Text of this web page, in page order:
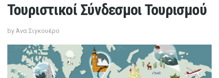
Τουριστικοί Σύνδεσμοι Τουρισμού
by Άνα Σιγκουέρο